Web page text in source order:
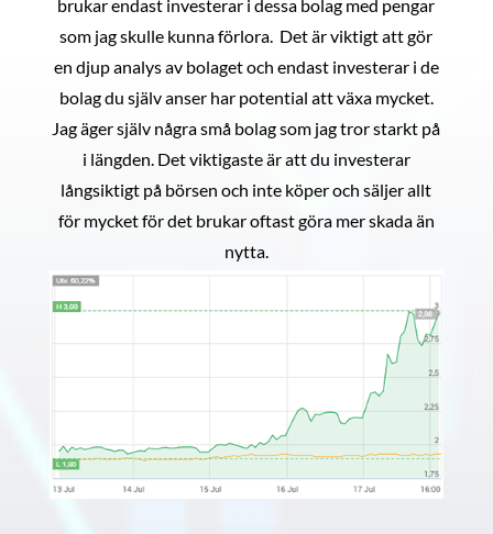
brukar endast investerar i dessa bolag med pengar
som jag skulle kunna förlora. Det är viktigt att gör
en djup analys av bolaget och endast investerar i de
bolag du själv anser har potential att växa mycket.
Jag äger själv några små bolag som jag tror starkt på
i längden. Det viktigaste är att du investerar
långsiktigt på börsen och inte köper och säljer allt
för mycket för det brukar oftast göra mer skada än
nytta.